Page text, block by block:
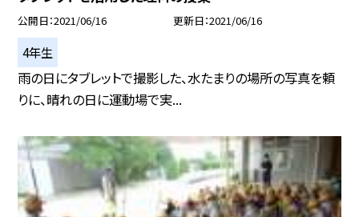
公開日 2021/06/16 更新日 2021/06/16
4年生
雨の日にタブレットで撮影した、水たまりの場所の写真を頼
りに、晴れの日に運動場で実...